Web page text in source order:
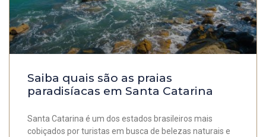
Saiba quais são as praias
paradisíacas em Santa Catarina
Santa Catarina é um dos estados brasileiros mais
cobiçados por turistas em busca de belezas naturais e